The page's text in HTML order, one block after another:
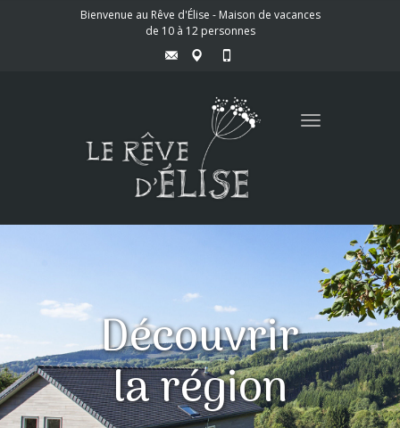
Bienvenue au Rêve d'Élise - Maison de vacances
de 10 à 12 personnes
Toggle
Découvrir
la région